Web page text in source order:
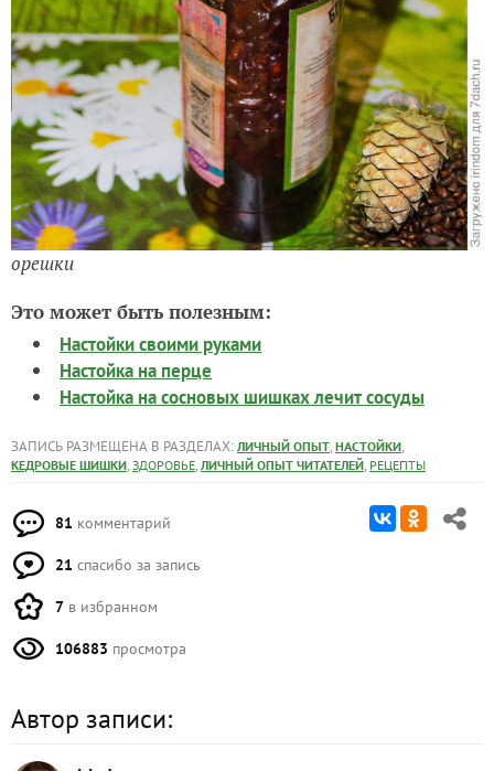
орешки
Это может быть полезным:
Настойки своими руками
Настойка на перце
Настойка на сосновых шишках лечит сосуды
ЗАПИСЬ РАЗМЕЩЕНА В РАЗДЕЛАХ: ЛИЧНЫЙ ОПЫТ, НАСТОЙКИ,
КЕДРОВЫЕ ШИШКИ, ЗДОРОВЬЕ, ЛИЧНЫЙ ОПЫТ ЧИТАТЕЛЕЙ, РЕЦЕПТЫ
81 комментарий
21 спасибо за запись
7 в избранном
106883 просмотра
Автор записи: